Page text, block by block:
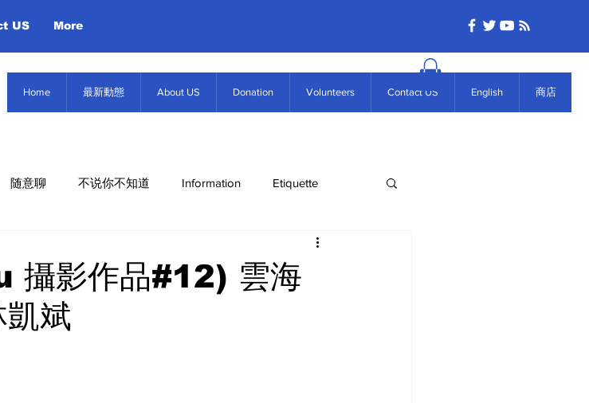
US More
Home 最新動態 About US Donation Volunteers Contact US English 商店
随意聊 不说你不知道 Information Etiquette
攝影作品#12) 雲海
斌